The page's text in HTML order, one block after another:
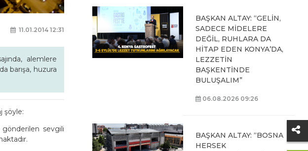
11.01.2014 12:31
alemlere
barışa, huzura
şöyle:
gönderilen sevgili
BAŞKAN ALTAY: “GELİN,
SADECE MİDELERE
DEĞİL, RUHLARA DA
HİTAP EDEN KONYA’DA,
LEZZETİN
BAŞKENTİNDE
BULUŞALIM”
06.08.2026 09:26
BAŞKAN ALTAY: “BOSNA
HERSEK